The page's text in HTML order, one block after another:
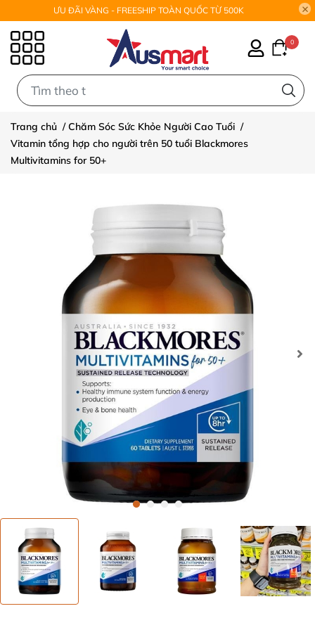
ƯU ĐÃI VÀNG - FREESHIP TOÀN QUỐC TỪ 500K
0
Trang chủ /Chăm Sóc Sức Khỏe Người Cao Tuổi /
Vitamin tổng hợp cho người trên 50 tuổi Blackmores
Multivitamins for 50+